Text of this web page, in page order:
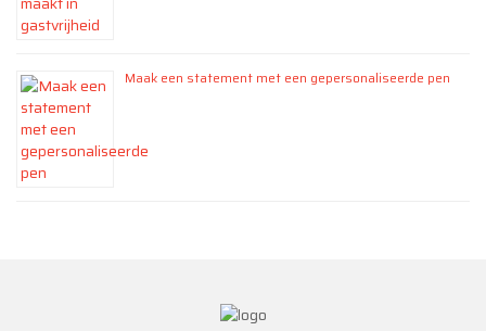
Maak een statement met een gepersonaliseerde pen